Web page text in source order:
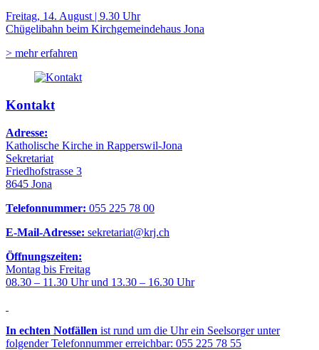
Freitag, 14. August | 9.30 Uhr
Chügelibahn beim Kirchgemeindehaus Jona
> mehr erfahren
Kontakt
Adresse:
Katholische Kirche in Rapperswil-Jona
Sekretariat
Friedhofstrasse 3
8645 Jona
Telefonnummer: 055 225 78 00
E-Mail-Adresse: sekretariat@krj.ch
Öffnungszeiten:
Montag bis Freitag
08.30 – 11.30 Uhr und 13.30 – 16.30 Uhr
In echten Notfällen ist rund um die Uhr ein Seelsorger unter
folgender Telefonnummer erreichbar: 055 225 78 55